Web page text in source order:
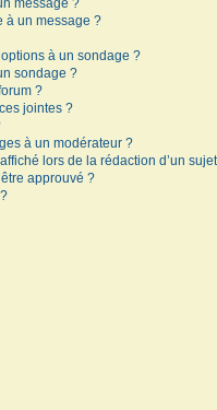
message ?
à un message ?
à un sondage ?
sondage ?
?
jointes ?
à un modérateur ?
lors de la rédaction d’un
approuvé ?